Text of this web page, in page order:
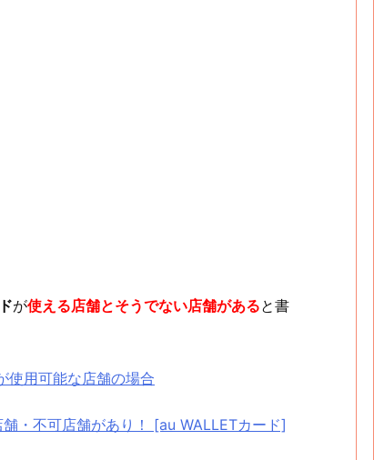
が使える店舗とそうでない店舗があると書
使用可能な店舗の場合
・不可店舗があり！ [au WALLETカード]